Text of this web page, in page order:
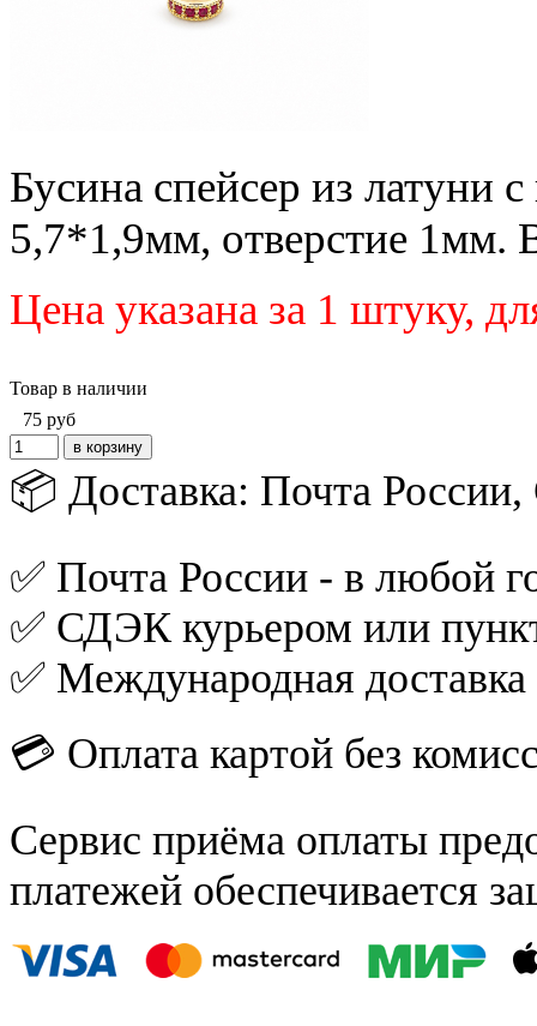
Бусина спейсер из латуни
5,7*1,9мм, отверстие 1мм.
Цена указана за 1 штуку,
Товар в наличии
75 руб
📦 Доставка: Почта
✅ Почта России - в любой
✅ СДЭК курьером или
✅ Международная
💳 Оплата картой без
Сервис приёма оплаты
платежей обеспечивается